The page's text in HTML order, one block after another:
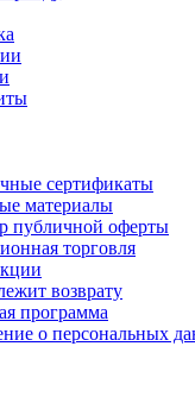
сертификаты
материалы
публичной оферты
торговля
возврату
программа
о персональных